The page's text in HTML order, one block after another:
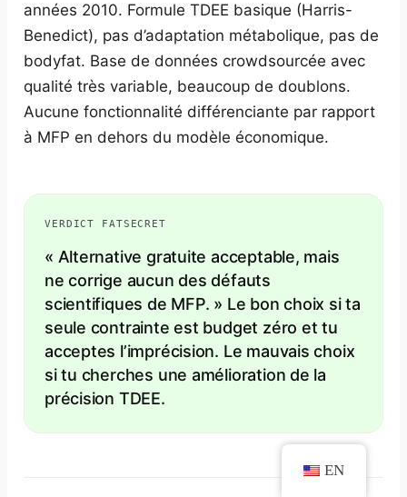
années 2010. Formule TDEE basique (Harris-
Benedict), pas d’adaptation métabolique, pas de
bodyfat. Base de données crowdsourcée avec
qualité très variable, beaucoup de doublons.
Aucune fonctionnalité différenciante par rapport
à MFP en dehors du modèle économique.
VERDICT FATSECRET
« Alternative gratuite acceptable, mais
ne corrige aucun des défauts
scientifiques de MFP. » Le bon choix si ta
seule contrainte est budget zéro et tu
acceptes l’imprécision. Le mauvais choix
si tu cherches une amélioration de la
précision TDEE.
EN